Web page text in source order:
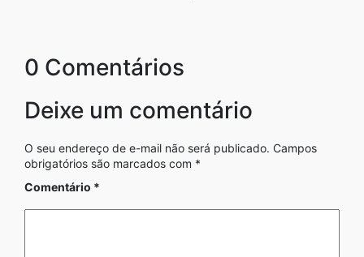
0 Comentários
Deixe um comentário
O seu endereço de e-mail não será publicado. Campos
obrigatórios são marcados com *
Comentário *